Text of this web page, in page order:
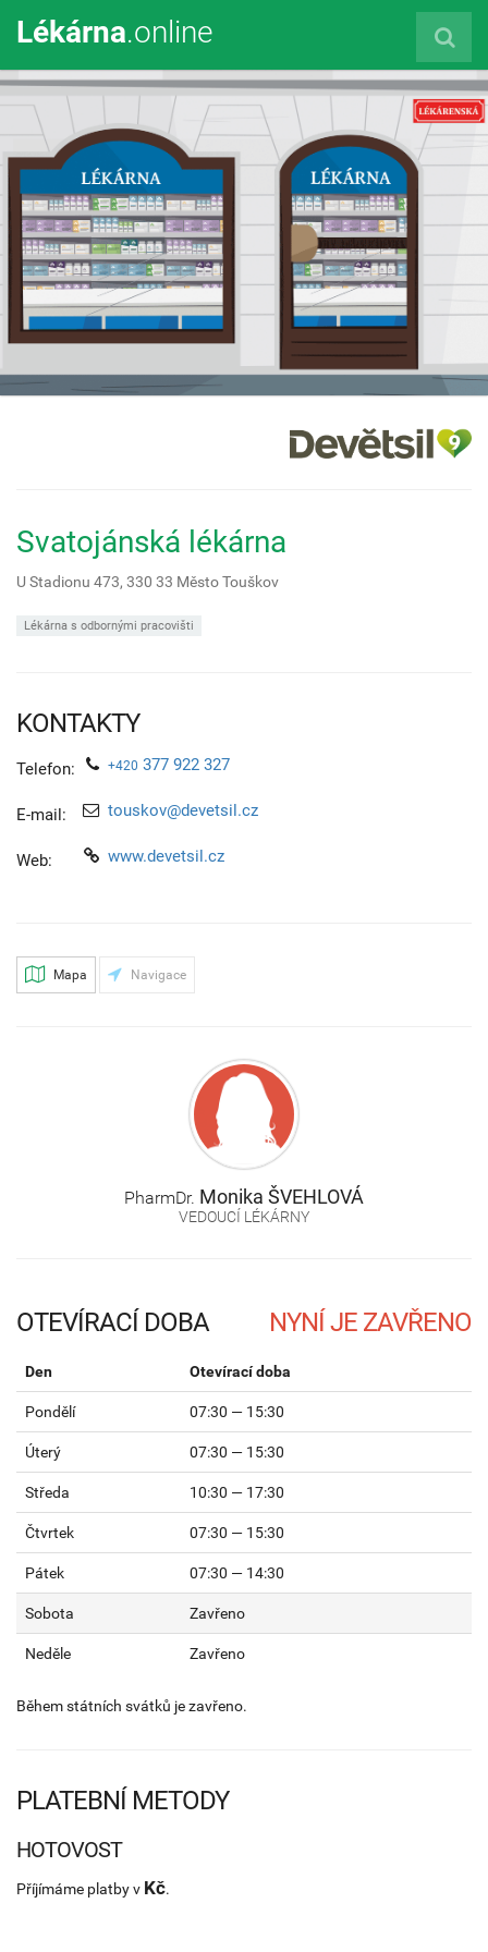
Lékárna.online
Svatojánská lékárna
U Stadionu 473, 330 33 Město Touškov
Lékárna s odbornými pracovišti
KONTAKTY
Telefon: +420 377 922 327
E-mail: touskov@devetsil.cz
Web: www.devetsil.cz
Mapa Navigace
PharmDr. Monika ŠVEHLOVÁ
VEDOUCÍ LÉKÁRNY
OTEVÍRACÍ DOBA
Den Otevírací doba
Pondělí 07:30 — 15:30
Úterý 07:30 — 15:30
Středa 10:30 — 17:30
Čtvrtek 07:30 — 15:30
Pátek 07:30 — 14:30
Sobota Zavřeno
Neděle Zavřeno
Během státních svátků je zavřeno.
PLATEBNÍ METODY
HOTOVOST
Příjímáme platby v Kč.